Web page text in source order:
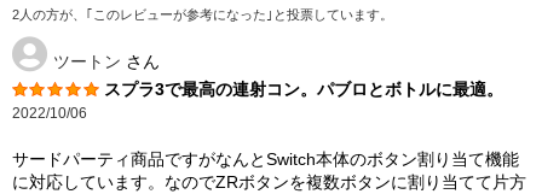
2人の方が、｢このレビューが参考になった｣と投票しています。
ツートン さん
スプラ3で最高の連射コン。パブロとボトルに最適。
2022/10/06
サードパーティ商品ですがなんとSwitch本体のボタン割り当て機能
に対応しています。なのでZRボタンを複数ボタンに割り当てて片方